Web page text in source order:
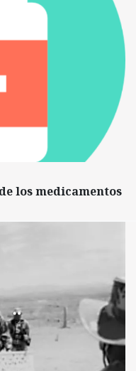
los medicamentos